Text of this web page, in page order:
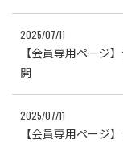
2025/07/11
【会員専用ページ
開
2025/07/11
【会員専用ページ